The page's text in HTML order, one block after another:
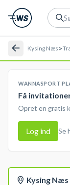
Kysing Næs >
WANNASPORT
Få
Opret en gratis
Log ind Se
Kysing Næs